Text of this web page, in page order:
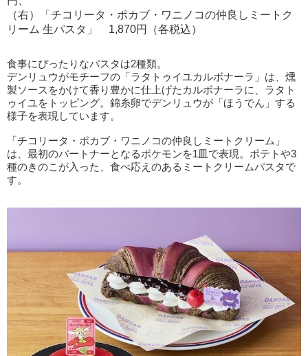
（右）「チコリータ・ポカブ・ワニノコの仲良しミートク
リーム 生パスタ」 1,870円（各税込）
食事にぴったりなパスタは2種類。
デンリュウがモチーフの「ラタトゥイユカルボナーラ」は、燻
製ソースをかけて香り豊かに仕上げたカルボナーラに、ラタト
ゥイユをトッピング。錦糸卵でデンリュウが「ほうでん」する
様子を表現しています。
「チコリータ・ポカブ・ワニノコの仲良しミートクリーム」
は、最初のパートナーとなるポケモンを1皿で表現。ポテトや3
種のきのこが入った、食べ応えのあるミートクリームパスタで
す。